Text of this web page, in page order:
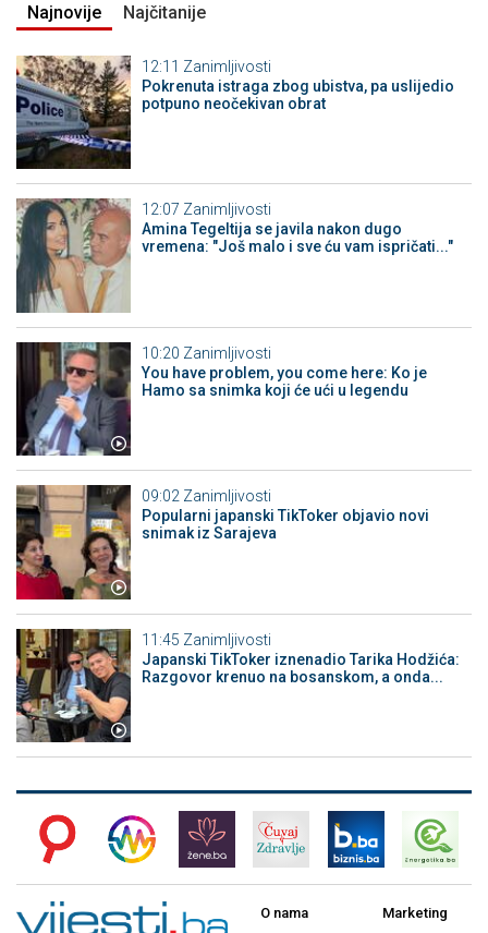
Najnovije Najčitanije
12:11 Zanimljivosti
Pokrenuta istraga zbog ubistva, pa uslijedio
potpuno neočekivan obrat
12:07 Zanimljivosti
Amina Tegeltija se javila nakon dugo
vremena: "Još malo i sve ću vam ispričati..."
10:20 Zanimljivosti
You have problem, you come here: Ko je
Hamo sa snimka koji će ući u legendu
09:02 Zanimljivosti
Popularni japanski TikToker objavio novi
snimak iz Sarajeva
11:45 Zanimljivosti
Japanski TikToker iznenadio Tarika Hodžića:
Razgovor krenuo na bosanskom, a onda...
O nama Marketing